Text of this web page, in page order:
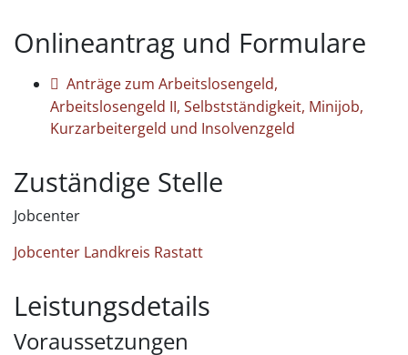
Onlineantrag und Formulare
Anträge zum Arbeitslosengeld,
Arbeitslosengeld II, Selbstständigkeit, Minijob,
Kurzarbeitergeld und Insolvenzgeld
Zuständige Stelle
Jobcenter
Jobcenter Landkreis Rastatt
Leistungsdetails
Voraussetzungen